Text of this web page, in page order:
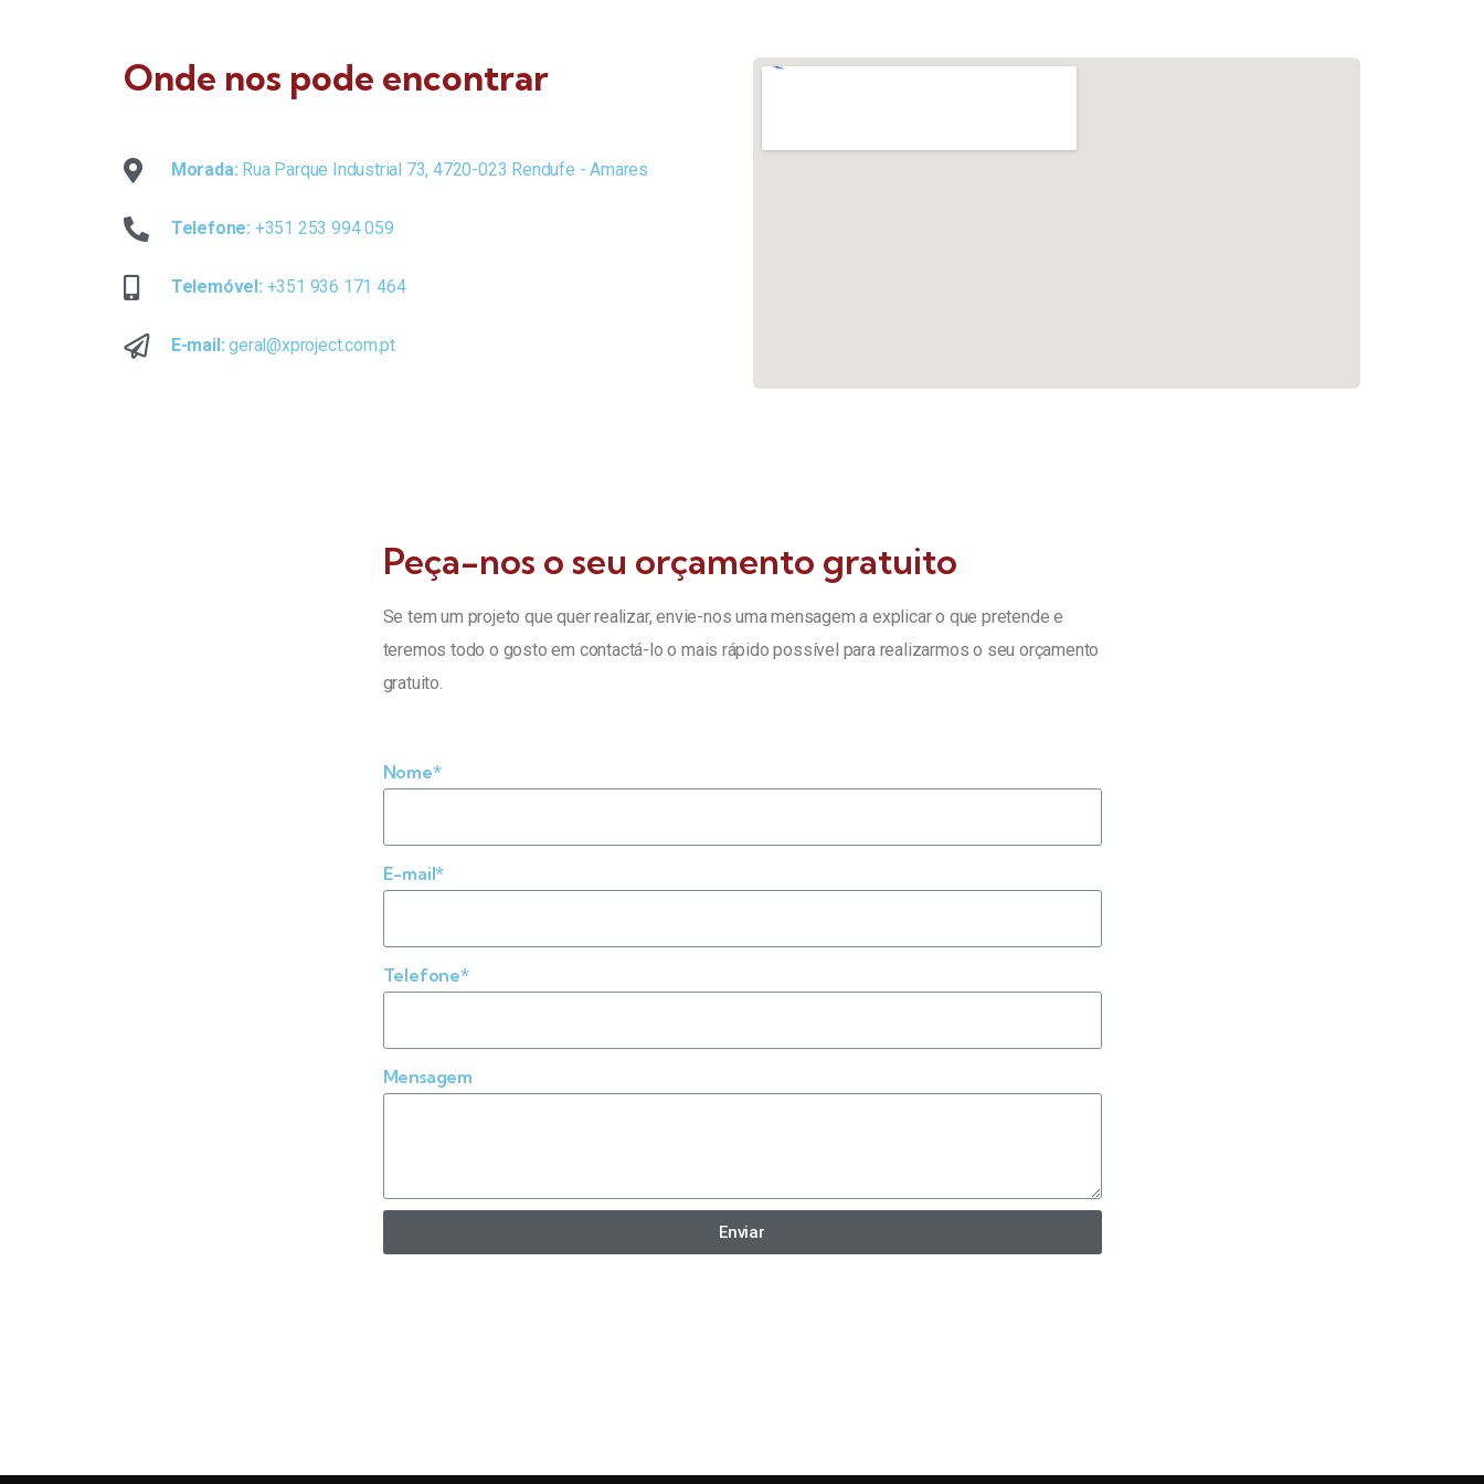
Onde nos pode encontrar
Morada: Rua Parque Industrial 73, 4720-023 Rendufe - Amares
Telefone: +351 253 994 059
Telemóvel: +351 936 171 464
E-mail:geral@xproject.com.pt
Peça-nos o seu orçamento gratuito
Se tem um projeto que quer realizar, envie-nos uma mensagem a explicar o que pretende e
teremos todo o gosto em contactá-lo o mais rápido possível para realizarmos o seu orçamento
gratuito.
Nome*
E-mail*
Telefone*
Mensagem
Enviar